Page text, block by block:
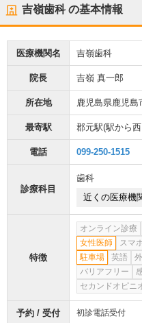
吉嶺歯科の基本情報
医療機関名 吉嶺歯科
院長 吉嶺 真一郎
所在地 鹿児島県鹿児島
最寄駅 郡元駅(駅から
電話 099-250-1515
診療科目
歯科
近くの医療機
特徴
オンライン診療
女性医師
スマ
駐車場
英語
バリアフリー
セカンドオピニ
予約 / 受付 初診電話受付